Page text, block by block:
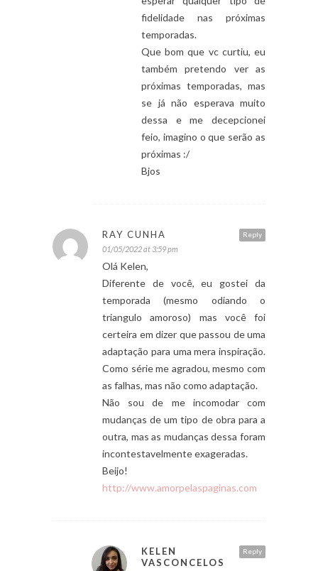
fidelidade nas próximas
temporadas.
Que bom que vc curtiu, eu
também pretendo ver as
próximas temporadas, mas
se já não esperava muito
dessa e me decepcionei
feio, imagino o que serão as
próximas :/
Bjos
Reply
RAY CUNHA
01/05/2022 at 3:59 pm
Olá Kelen,
Diferente de você, eu gostei da
temporada (mesmo odiando o
triangulo amoroso) mas você foi
certeira em dizer que passou de uma
adaptação para uma mera inspiração.
Como série me agradou, mesmo com
as falhas, mas não como adaptação.
Não sou de me incomodar com
mudanças de um tipo de obra para a
outra, mas as mudanças dessa foram
incontestavelmente exageradas.
Beijo!
http://www.amorpelaspaginas.com
Reply
KELEN
VASCONCELOS